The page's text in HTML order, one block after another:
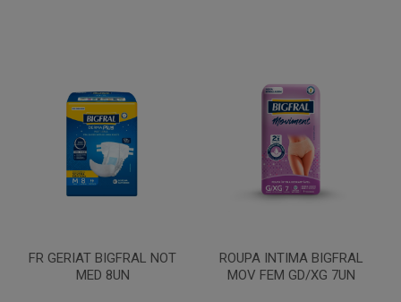
FR GERIAT BIGFRAL NOT
MED 8UN
ROUPA INTIMA BIGFRAL
MOV FEM GD/XG 7UN